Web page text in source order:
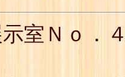
示室Ｎｏ